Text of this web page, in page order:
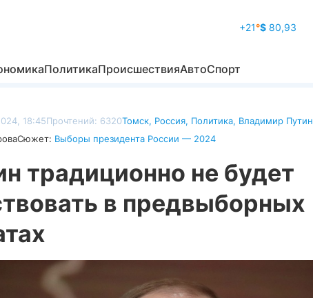
+21°$80,93
ПолитикаПроисшествияАвтоСпорт
18:45Прочтений: 6320Томск, Россия, Политика, Владимир Путин
Сюжет: Выборы президента России — 2024
традиционно не будет
в предвыборных